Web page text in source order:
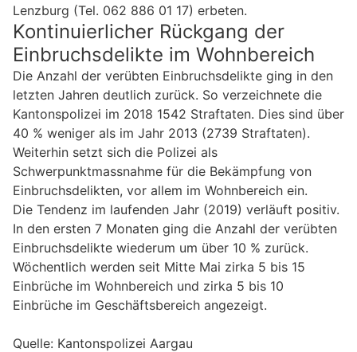
Lenzburg (Tel. 062 886 01 17) erbeten.
Kontinuierlicher Rückgang der
Einbruchsdelikte im Wohnbereich
Die Anzahl der verübten Einbruchsdelikte ging in den
letzten Jahren deutlich zurück. So verzeichnete die
Kantonspolizei im 2018 1542 Straftaten. Dies sind über
40 % weniger als im Jahr 2013 (2739 Straftaten).
Weiterhin setzt sich die Polizei als
Schwerpunktmassnahme für die Bekämpfung von
Einbruchsdelikten, vor allem im Wohnbereich ein.
Die Tendenz im laufenden Jahr (2019) verläuft positiv.
In den ersten 7 Monaten ging die Anzahl der verübten
Einbruchsdelikte wiederum um über 10 % zurück.
Wöchentlich werden seit Mitte Mai zirka 5 bis 15
Einbrüche im Wohnbereich und zirka 5 bis 10
Einbrüche im Geschäftsbereich angezeigt.
Quelle: Kantonspolizei Aargau